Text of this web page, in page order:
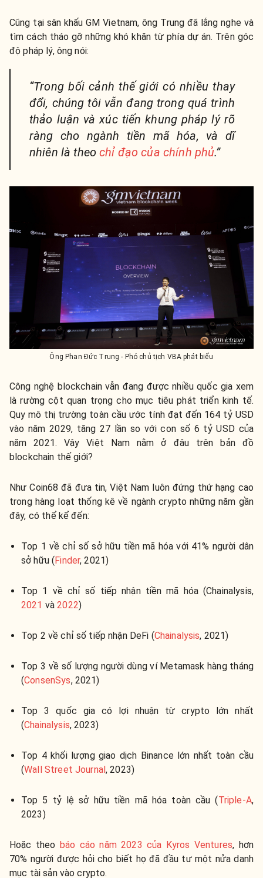
Cũng tại sân khấu GM Vietnam, ông Trung đã lắng nghe và
tìm cách tháo gỡ những khó khăn từ phía dự án. Trên góc
độ pháp lý, ông nói:
“Trong bối cảnh thế giới có nhiều thay
đổi, chúng tôi vẫn đang trong quá trình
thảo luận và xúc tiến khung pháp lý rõ
ràng cho ngành tiền mã hóa, và dĩ
nhiên là theochỉ đạo của chính phủ.”
Ông Phan Đức Trung - Phó chủ tịch VBA phát biểu
Công nghệ blockchain vẫn đang được nhiều quốc gia xem
là rường cột quan trọng cho mục tiêu phát triển kinh tế.
Quy mô thị trường toàn cầu ước tính đạt đến 164 tỷ USD
vào năm 2029, tăng 27 lần so với con số 6 tỷ USD của
năm 2021. Vậy Việt Nam nằm ở đâu trên bản đồ
blockchain thế giới?
Như Coin68 đã đưa tin, Việt Nam luôn đứng thứ hạng cao
trong hàng loạt thống kê về ngành crypto những năm gần
đây, có thể kể đến:
Top 1 về chỉ số sở hữu tiền mã hóa với 41% người dân
sở hữu ( Finder, 2021)
Top 1 về chỉ số tiếp nhận tiền mã hóa (Chainalysis,
2021 và2022)
Top 2 về chỉ số tiếp nhận DeFi (Chainalysis, 2021)
Top 3 về số lượng người dùng ví Metamask hàng tháng
(ConsenSys, 2021)
Top 3 quốc gia có lợi nhuận từ crypto lớn nhất
(Chainalysis, 2023)
Top 4 khối lượng giao dịch Binance lớn nhất toàn cầu
(Wall Street Journal, 2023)
Top 5 tỷ lệ sở hữu tiền mã hóa toàn cầu (Triple-A,
2023)
Hoặc theo báo cáo năm 2023 của Kyros Ventures, hơn
70% người được hỏi cho biết họ đã đầu tư một nửa danh
mục tài sản vào crypto.